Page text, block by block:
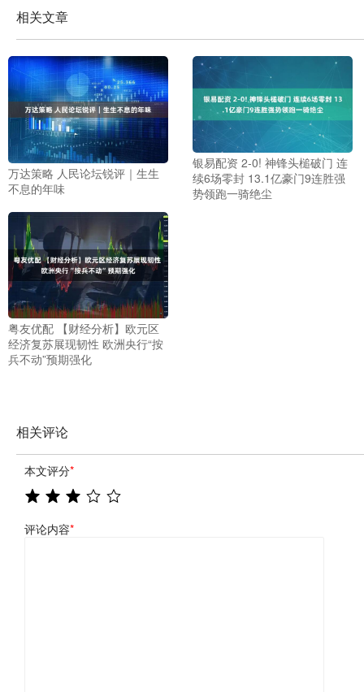
相关文章
万达策略 人民论坛锐评｜生生
不息的年味
银易配资 2-0! 神锋头槌破门 连
续6场零封 13.1亿豪门9连胜强
势领跑一骑绝尘
粤友优配 【财经分析】欧元区
经济复苏展现韧性 欧洲央行“按
兵不动”预期强化
相关评论
本文评分*
评论内容*